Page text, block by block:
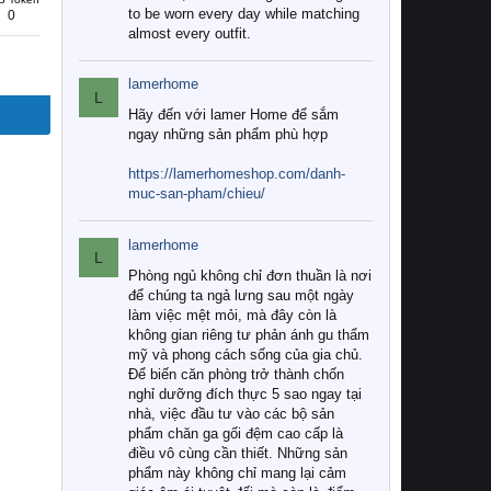
0
to be worn every day while matching
almost every outfit.
L
lamerhome
Hãy đến với lamer Home để sắm
ngay những sản phẩm phù hợp
https://lamerhomeshop.com/danh-
muc-san-pham/chieu/
L
lamerhome
Phòng ngủ không chỉ đơn thuần là nơi
để chúng ta ngả lưng sau một ngày
làm việc mệt mỏi, mà đây còn là
không gian riêng tư phản ánh gu thẩm
mỹ và phong cách sống của gia chủ.
Để biến căn phòng trở thành chốn
nghỉ dưỡng đích thực 5 sao ngay tại
nhà, việc đầu tư vào các bộ sản
phẩm chăn ga gối đệm cao cấp là
điều vô cùng cần thiết. Những sản
phẩm này không chỉ mang lại cảm